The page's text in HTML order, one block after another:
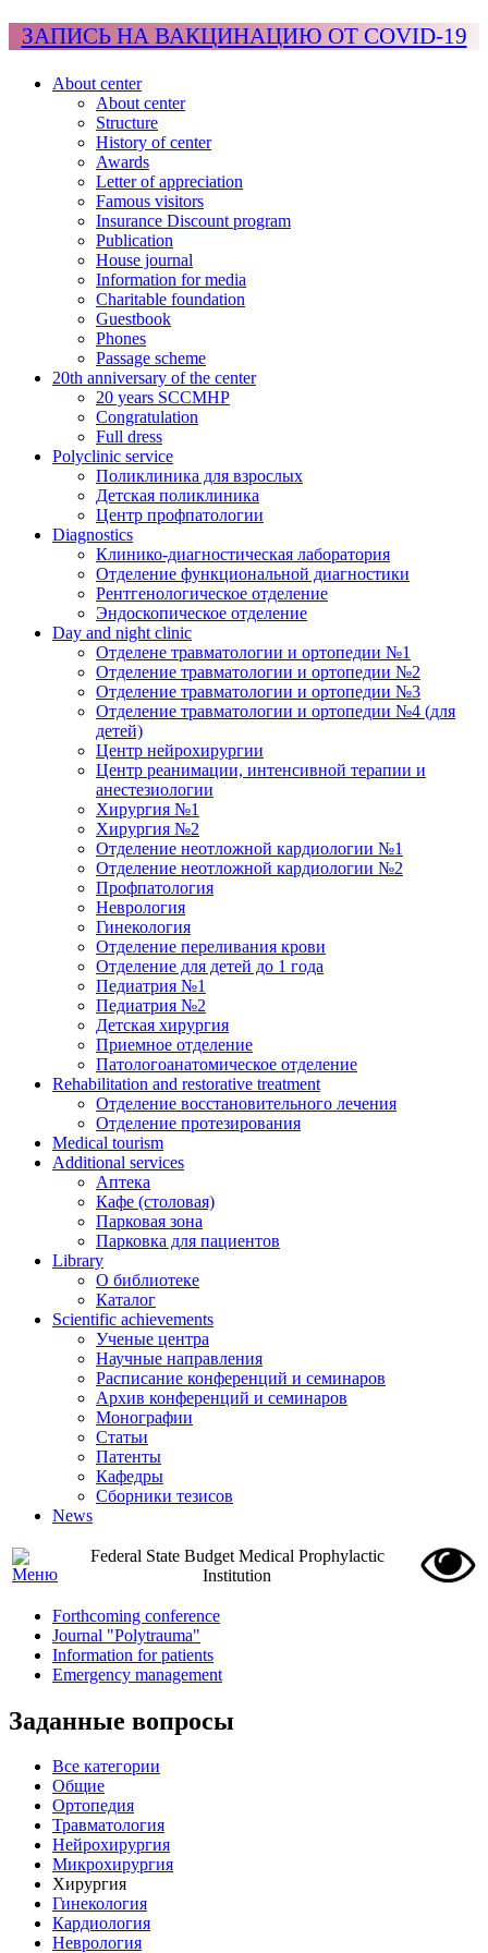
ЗАПИСЬ НА ВАКЦИНАЦИЮ ОТ COVID-19
About center
About center
Structure
History of center
Awards
Letter of appreciation
Famous visitors
Insurance Discount program
Publication
House journal
Information for media
Charitable foundation
Guestbook
Phones
Passage scheme
20th anniversary of the center
20 years SCCMHP
Congratulation
Full dress
Polyclinic service
Поликлиника для взрослых
Детская поликлиника
Центр профпатологии
Diagnostics
Клинико-диагностическая лаборатория
Отделение функциональной диагностики
Рентгенологическое отделение
Эндоскопическое отделение
Day and night clinic
Отделене травматологии и ортопедии №1
Отделение травматологии и ортопедии №2
Отделение травматологии и ортопедии №3
Отделение травматологии и ортопедии №4 (для
детей)
Центр нейрохирургии
Центр реанимации, интенсивной терапии и
анестезиологии
Хирургия №1
Хирургия №2
Отделение неотложной кардиологии №1
Отделение неотложной кардиологии №2
Профпатология
Неврология
Гинекология
Отделение переливания крови
Отделение для детей до 1 года
Педиатрия №1
Педиатрия №2
Детская хирургия
Приемное отделение
Патологоанатомическое отделение
Rehabilitation and restorative treatment
Отделение восстановительного лечения
Отделение протезирования
Medical tourism
Additional services
Аптека
Кафе (столовая)
Парковая зона
Парковка для пациентов
Library
О библиотеке
Каталог
Scientific achievements
Ученые центра
Научные направления
Расписание конференций и семинаров
Архив конференций и семинаров
Монографии
Статьи
Патенты
Кафедры
Сборники тезисов
News
Federal State Budget Medical Prophylactic
Institution
Forthcoming conference
Journal "Polytrauma"
Information for patients
Emergency management
Заданные вопросы
Все категории
Общие
Ортопедия
Травматология
Нейрохирургия
Микрохирургия
Хирургия
Гинекология
Кардиология
Неврология